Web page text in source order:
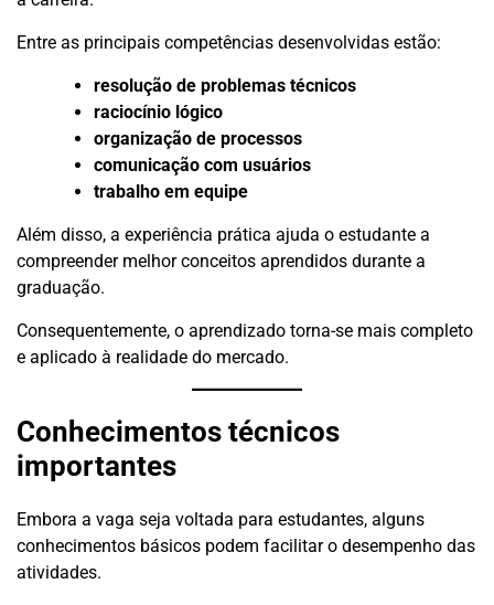
Entre as principais competências desenvolvidas estão:
resolução de problemas técnicos
raciocínio lógico
organização de processos
comunicação com usuários
trabalho em equipe
Além disso, a experiência prática ajuda o estudante a
compreender melhor conceitos aprendidos durante a
graduação.
Consequentemente, o aprendizado torna-se mais completo
e aplicado à realidade do mercado.
Conhecimentos técnicos
importantes
Embora a vaga seja voltada para estudantes, alguns
conhecimentos básicos podem facilitar o desempenho das
atividades.